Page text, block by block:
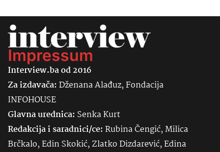
Impressum
Interview.ba od 2016
Za izdavača:Dženana Alađuz, Fondacija
INFOHOUSE
Glavna urednica: SenkaKurt
Redakcija i saradnici/ce:Rubina Čengić, Milica
Brčkalo, Edin Skokić, Zlatko Dizdarević, Edina